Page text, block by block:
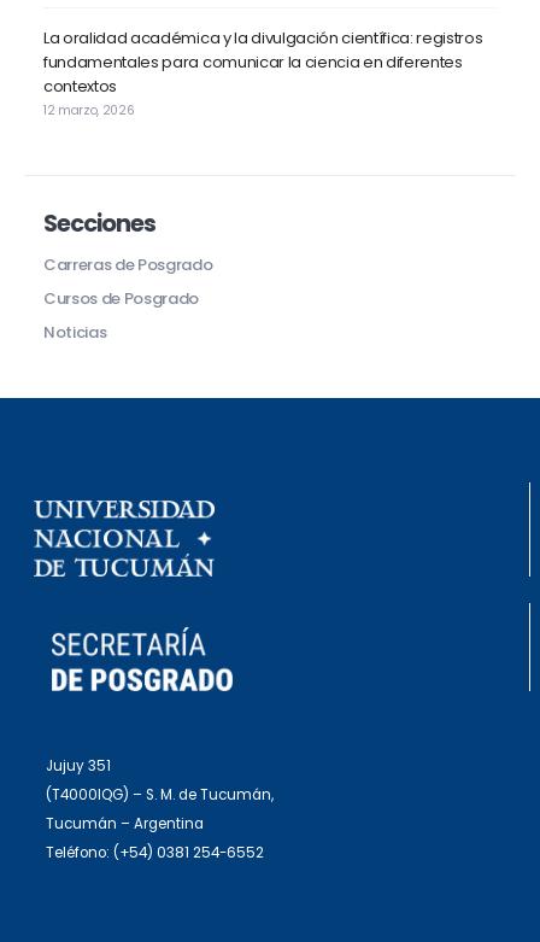
La oralidad académica y la divulgación científica: registros
fundamentales para comunicar la ciencia en diferentes
contextos
12 marzo, 2026
Secciones
Carreras de Posgrado
Cursos de Posgrado
Noticias
Jujuy 351
(T4000IQG) – S. M. de Tucumán,
Tucumán – Argentina
Teléfono: (+54) 0381 254-6552